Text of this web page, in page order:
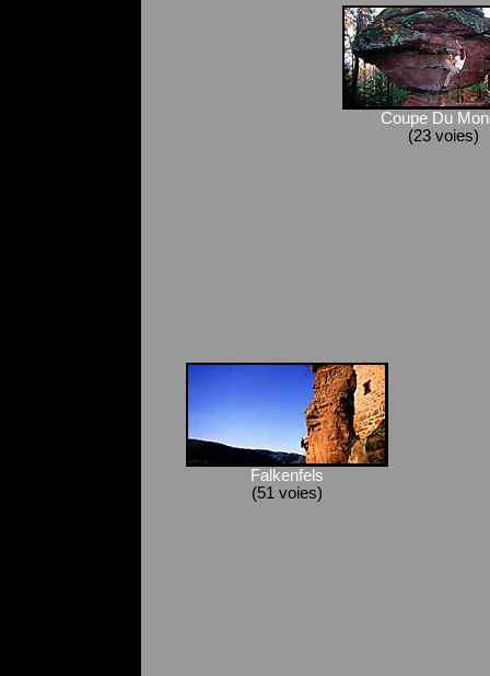
Coupe Du
(23 voies)
Falkenfels
(51 voies)